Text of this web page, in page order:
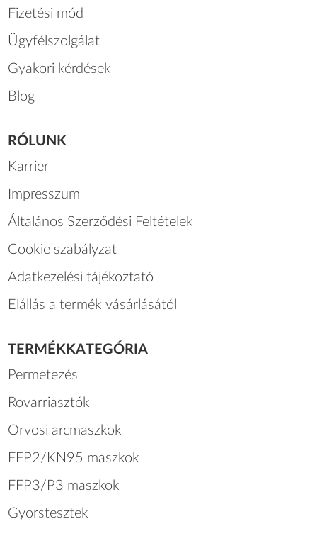
Fizetési mód
Ügyfélszolgálat
Gyakori kérdések
Blog
RÓLUNK
Karrier
Impresszum
Általános Szerződési Feltételek
Cookie szabályzat
Adatkezelési tájékoztató
Elállás a termék vásárlásától
TERMÉKKATEGÓRIA
Permetezés
Rovarriasztók
Orvosi arcmaszkok
FFP2/KN95 maszkok
FFP3/P3 maszkok
Gyorstesztek